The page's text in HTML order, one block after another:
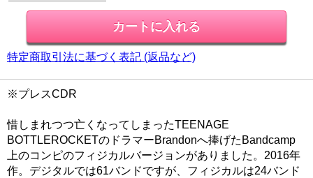
特定商取引法に基づく表記 (返品など)
※プレスCDR
惜しまれつつ亡くなってしまったTEENAGE
BOTTLEROCKETのドラマーBrandonへ捧げたBandcamp
上のコンピのフィジカルバージョンがありました。2016年
作。デジタルでは61バンドですが、フィジカルは24バンド